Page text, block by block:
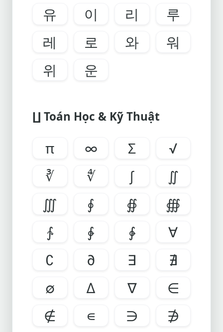
유
이 리
루
레
로 와
워
위
운
∐ Toán Học & Kỹ Thuật
π ∞ Σ
√
∛
∜ ∫
∬
∭
∮ ∯
∰
∱
∲ ∳
∀
∁
∂ ∃
∄
∅
∆ ∇
∈
∉
∊ ∋
∌